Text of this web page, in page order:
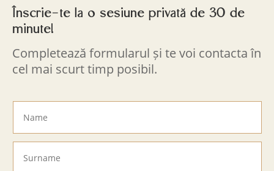
Înscrie-te la o sesiune privată de 30 de
minute!
Completează formularul și te voi contacta în
cel mai scurt timp posibil.